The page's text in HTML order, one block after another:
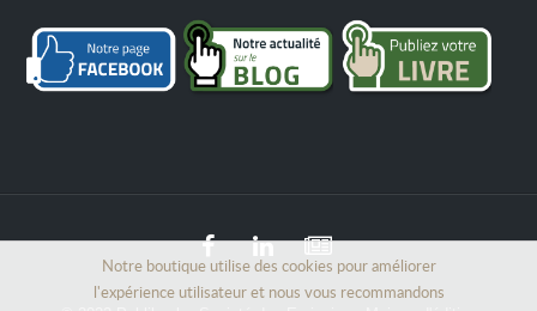
Notre boutique utilise des cookies pour améliorer
l'expérience utilisateur et nous vous recommandons